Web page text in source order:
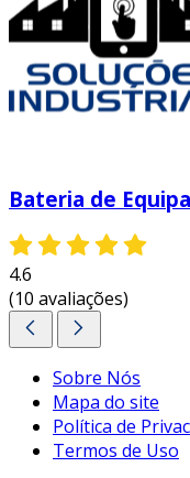
Bateria de
4.6
(10 avaliações)
Sobre Nós
Mapa do site
Política de
Termos de Uso